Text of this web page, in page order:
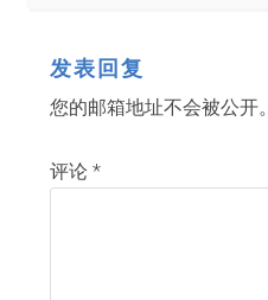
发表回复
您的邮箱地址不会被公开。
评论*